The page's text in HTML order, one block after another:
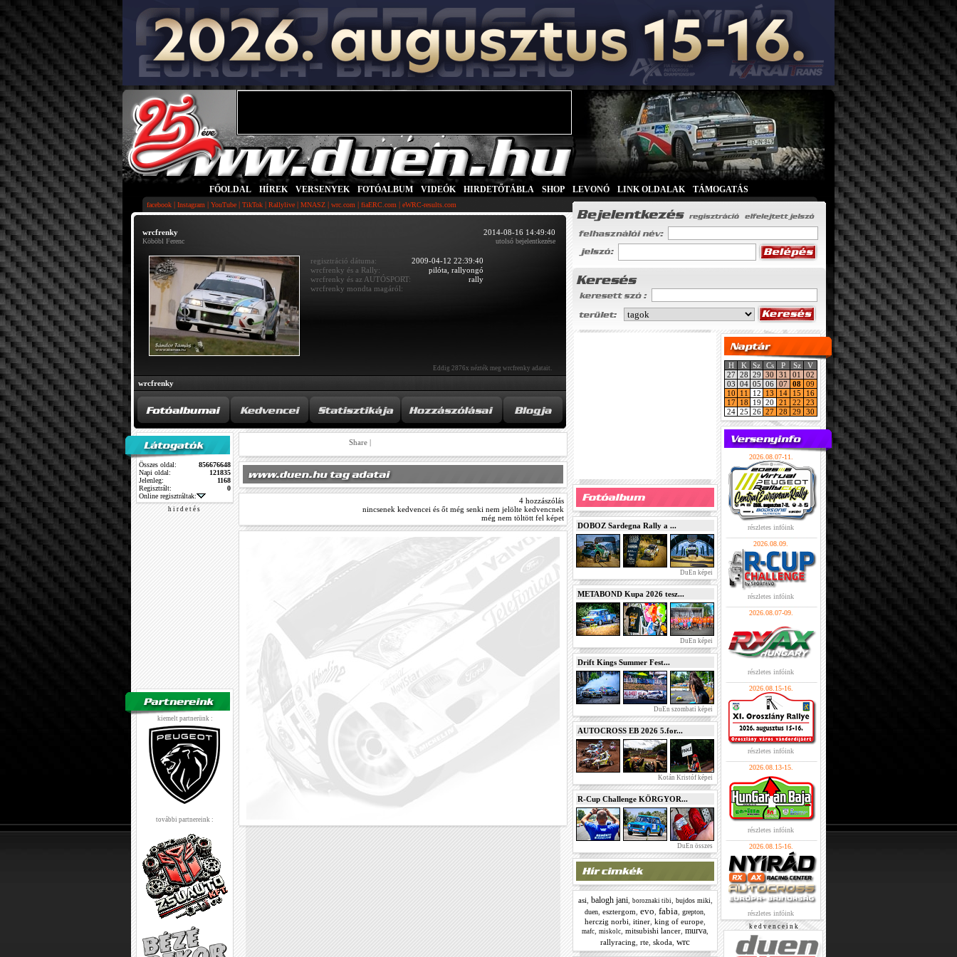
FŐOLDAL HÍREK VERSENYEK FOTÓALBUM VIDEÓK HIRDETŐTÁBLA SHOP LEVONÓ LINK OLDALAK TÁMOGATÁS
facebook | Instagram | YouTube | TikTok | Rallylive | MNASZ | wrc.com | fiaERC.com | eWRC-results.com
wrcfrenky
Köböbl Ferenc
2014-08-16 14:49:40
utolsó bejelentkezése
regisztráció dátuma:
2009-04-12 22:39:40
wrcfrenky és a Rally:
pilóta, rallyongó
wrcfrenky és az AUTÓSPORT:
rally
wrcfrenky mondta magáról:
Eddig 2876x nézték meg wrcfrenky adatait.
wrcfrenky
Összes oldal:
856676648
Napi oldal:
121835
Jelenleg:
1168
Regisztrált:
0
Online regisztráltak:
h i r d e t é s
kiemelt partnerünk :
további partnereink :
Share |
4 hozzászólás
nincsenek kedvencei és őt még senki nem jelölte kedvencnek
még nem töltött fel képet
DOBOZ Sardegna Rally a ...
DuEn képei
METABOND Kupa 2026 tesz...
DuEn képei
Drift Kings Summer Fest...
DuEn szombati képei
AUTOCROSS EB 2026 5.for...
Kotán Kristóf képei
R-Cup Challenge KÖRGYOR...
DuEn összes
asi balogh jani, boroznaki tibi bujdos miki
duen esztergom evo fabia grepton
herczig norbi itiner king of europe
mafc miskolc mitsubishi lancer murva
rallyracing rte skoda wrc
H K Sz Cs P Sz
V
27 28 29 30 31 01
02
03 04 05 06 07 08 09
10
11 12 13 14 15
16
17
18 19 20 21 22
23
24 25 26 27 28 29 30
2026.08.07-11.
részletes infóink
2026.08.09.
részletes infóink
2026.08.07-09.
részletes infóink
2026.08.15-16.
részletes infóink
2026.08.13-15.
részletes infóink
2026.08.15-16.
részletes infóink
k e d v e n c e i n k